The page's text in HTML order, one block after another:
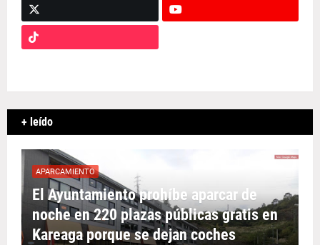
+ leído
APARCAMIENTO
El Ayuntamiento prohíbe aparcar de
noche en 220 plazas públicas gratis en
Kareaga porque se dejan coches